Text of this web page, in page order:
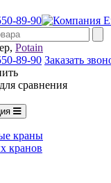
89-90
Potain
89-90 Заказать
сравнения
краны
кранов